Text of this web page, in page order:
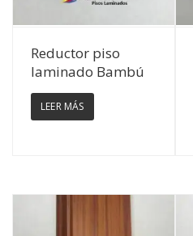
Ver Detalles
Reductor piso
laminado Bambú
LEER MÁS